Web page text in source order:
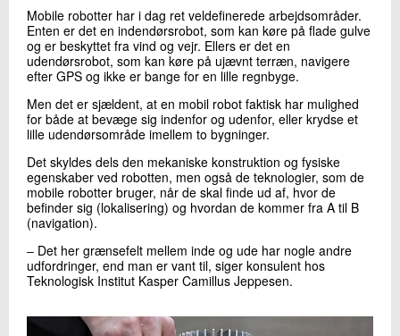
Send
Mobile robotter har i dag ret veldefinerede arbejdsområder.
Enten er det en indendørsrobot, som kan køre på flade gulve
og er beskyttet fra vind og vejr. Ellers er det en
udendørsrobot, som kan køre på ujævnt terræn, navigere
efter GPS og ikke er bange for en lille regnbyge.
Men det er sjældent, at en mobil robot faktisk har mulighed
for både at bevæge sig indenfor og udenfor, eller krydse et
lille udendørsområde imellem to bygninger.
Det skyldes dels den mekaniske konstruktion og fysiske
egenskaber ved robotten, men også de teknologier, som de
mobile robotter bruger, når de skal finde ud af, hvor de
befinder sig (lokalisering) og hvordan de kommer fra A til B
(navigation).
‒ Det her grænsefelt mellem inde og ude har nogle andre
udfordringer, end man er vant til, siger konsulent hos
Teknologisk Institut Kasper Camillus Jeppesen.